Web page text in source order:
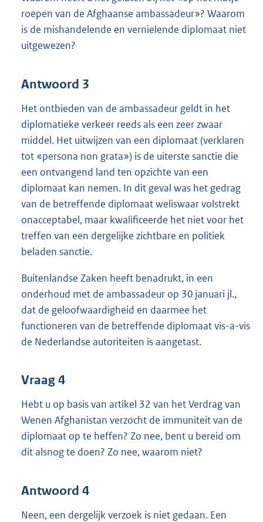
roepen van de Afghaanse ambassadeur»? Waarom
is de mishandelende en vernielende diplomaat niet
uitgewezen?
Antwoord 3
Het ontbieden van de ambassadeur geldt in het
diplomatieke verkeer reeds als een zeer zwaar
middel. Het uitwijzen van een diplomaat (verklaren
tot «persona non grata») is de uiterste sanctie die
een ontvangend land ten opzichte van een
diplomaat kan nemen. In dit geval was het gedrag
van de betreffende diplomaat weliswaar volstrekt
onacceptabel, maar kwalificeerde het niet voor het
treffen van een dergelijke zichtbare en politiek
beladen sanctie.
Buitenlandse Zaken heeft benadrukt, in een
onderhoud met de ambassadeur op 30 januari jl.,
dat de geloofwaardigheid en daarmee het
functioneren van de betreffende diplomaat vis-a-vis
de Nederlandse autoriteiten is aangetast.
Vraag 4
Hebt u op basis van artikel 32 van het Verdrag van
Wenen Afghanistan verzocht de immuniteit van de
diplomaat op te heffen? Zo nee, bent u bereid om
dit alsnog te doen? Zo nee, waarom niet?
Antwoord 4
Neen, een dergelijk verzoek is niet gedaan. Een